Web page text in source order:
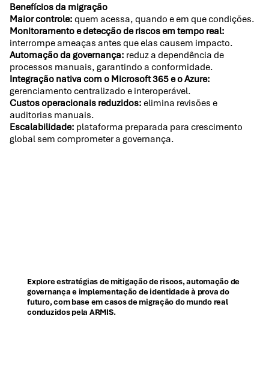
Benefícios da migração
Maior controle: quem acessa, quando e em que condições.
Monitoramento e detecção de riscos em tempo real:
interrompe ameaças antes que elas causem impacto.
Automação da governança: reduz a dependência de
processos manuais, garantindo a conformidade.
Integração nativa com o Microsoft 365 e o Azure:
gerenciamento centralizado e interoperável.
Custos operacionais reduzidos:elimina revisões e
auditorias manuais.
Escalabilidade: plataforma preparada para crescimento
global sem comprometer a governança.
Explore estratégias de mitigação de riscos, automação de
governança e implementação de identidade à prova do
futuro, com base em casos de migração do mundo real
conduzidos pela ARMIS.